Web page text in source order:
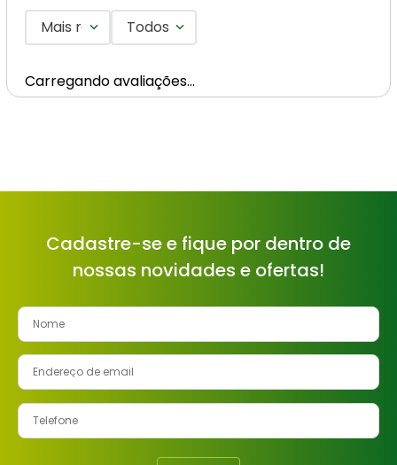
Mais recentesTodos
Carregando avaliações…
Cadastre-se e fique por dentro de
nossas novidades e ofertas!